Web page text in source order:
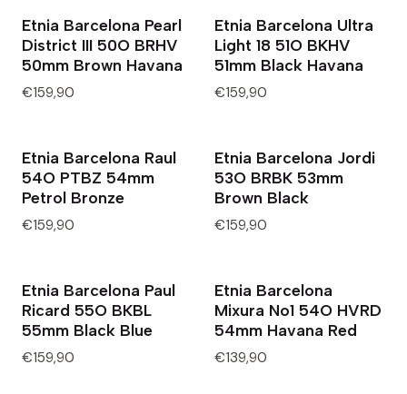
Etnia Barcelona Pearl
District III 50O BRHV
50mm Brown Havana
€159,90
Etnia Barcelona Ultra
Light 18 51O BKHV
51mm Black Havana
€159,90
Etnia Barcelona Raul
54O PTBZ 54mm
Petrol Bronze
€159,90
Etnia Barcelona Jordi
53O BRBK 53mm
Brown Black
€159,90
Etnia Barcelona Paul
Ricard 55O BKBL
55mm Black Blue
€159,90
Etnia Barcelona
Mixura No1 54O HVRD
54mm Havana Red
€139,90